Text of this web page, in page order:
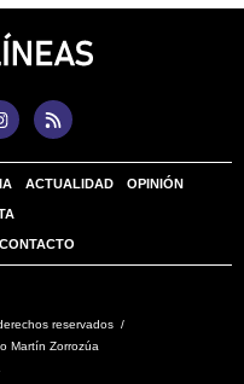
ACTUALIDAD OPINIÓN
CONTACTO
reservados /
Martín Zorrozúa